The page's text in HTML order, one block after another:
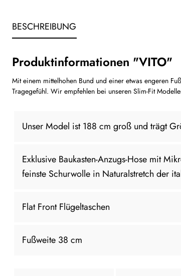
BESCHREIBUNG
Produktinformationen "VITO"
Mit einem mittelhohen Bund und einer etwas engeren
Tragegefühl. Wir empfehlen bei unseren Slim-Fit
Unser Model ist 188 cm groß und trägt
Exklusive Baukasten-Anzugs-Hose mit
feinste Schurwolle in Naturalstretch der
Flat Front Flügeltaschen
Fußweite 38 cm